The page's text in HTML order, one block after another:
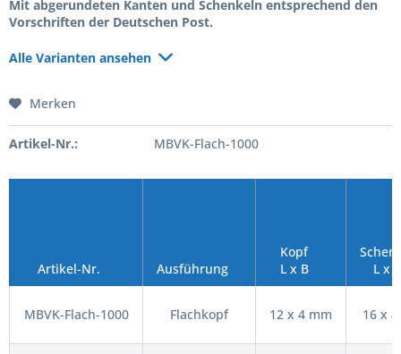
Mit abgerundeten Kanten und Schenkeln entsprechend den
Vorschriften der Deutschen Post.
Alle Varianten ansehen
Merken
Artikel-Nr.: MBVK-Flach-1000
Artikel-Nr. Ausführung
Kopf
L x B
L x B
MBVK-Flach-1000 Flachkopf 12 x 4 mm 16 x